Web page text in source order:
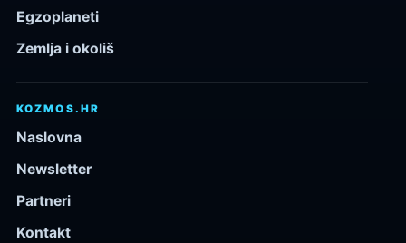
Egzoplaneti
Zemlja i okoliš
KOZMOS.HR
Naslovna
Newsletter
Partneri
Kontakt